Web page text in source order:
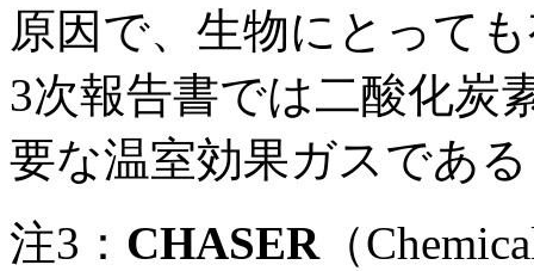
原因で、生物にとって
3次報告書では二酸化炭
要な温室効果ガスであ
注3： CHASER（